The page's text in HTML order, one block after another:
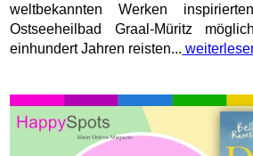
weltbekannten Werken
Ostseeheilbad Graal-Müritz
einhundert Jahren reisten...